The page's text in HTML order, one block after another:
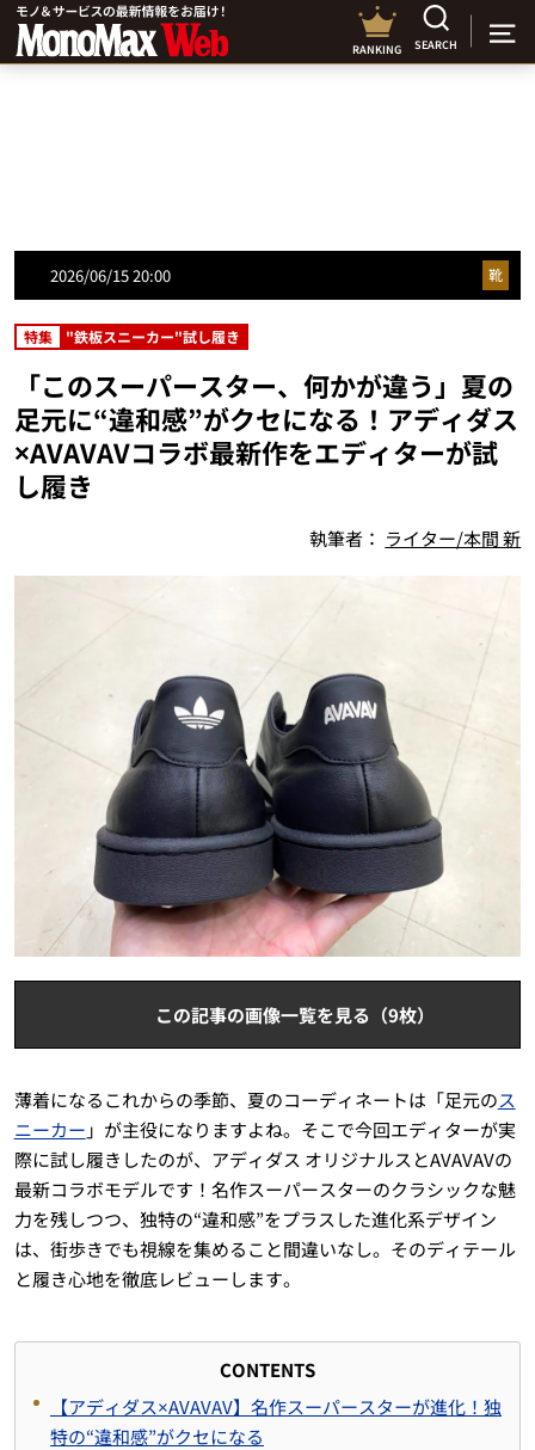
RANKING SEARCH
2026/06/15 20:00 靴
特集 "鉄板スニーカー"試し履き
「このスーパースター、何かが違う」夏の
足元に“違和感”がクセになる！アディダス
×AVAVAVコラボ最新作をエディターが試
し履き
執筆者： ライター/本間 新
この記事の画像一覧を見る（9枚）
薄着になるこれからの季節、夏のコーディネートは「足元のス
ニーカー 」が主役になりますよね。そこで今回エディターが実
際に試し履きしたのが、アディダス オリジナルスとAVAVAVの
最新コラボモデルです！名作スーパースターのクラシックな魅
力を残しつつ、独特の“違和感”をプラスした進化系デザイン
は、街歩きでも視線を集めること間違いなし。そのディテール
と履き心地を徹底レビューします。
CONTENTS
【アディダス×AVAVAV】名作スーパースターが進化！独
特の“違和感”がクセになる